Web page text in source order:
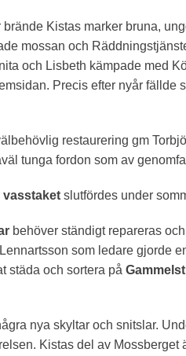
Kistas marker bruna,
mossan och
och Lisbeth kämpade med
Precis efter nyår fällde
restaurering gm
tunga fordon som av
vasstaket slutfördes under
behöver ständigt repareras
som ledare gjorde
städa och sortera på
nya skyltar och snitslar.
Kistas del av Mossberget